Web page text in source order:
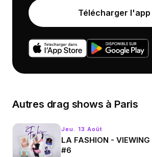
Télécharger l'app
Autres drag shows à Paris
Jeu. 13 Août
LA FASHION - VIEWING
#6